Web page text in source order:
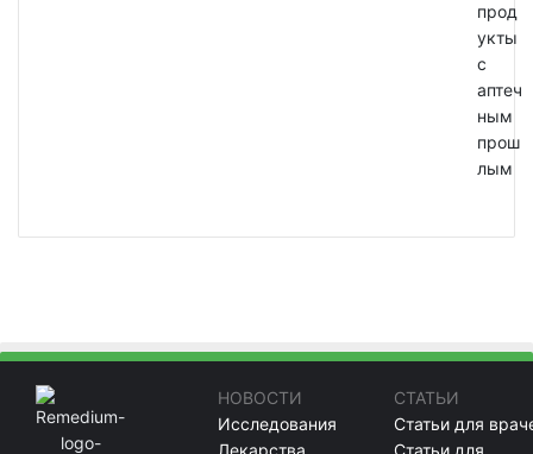
прод
укты
с
аптеч
ным
прош
лым
НОВОСТИ
Исследования
СТАТЬИ
Статьи для